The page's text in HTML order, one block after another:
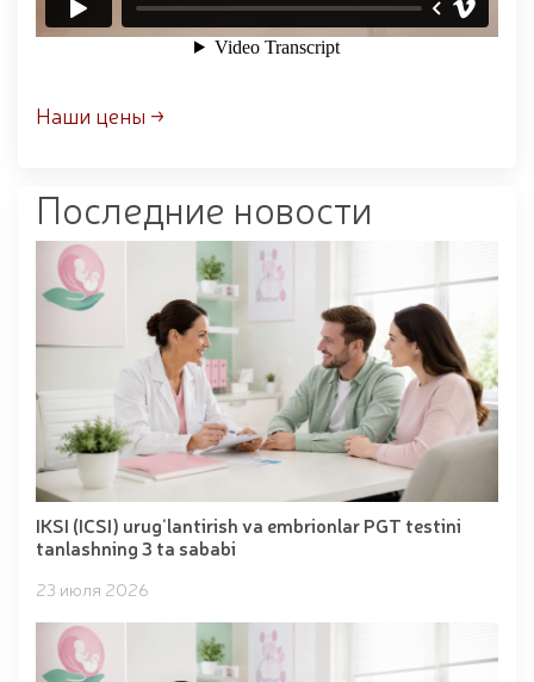
Наши цены →
Последние новости
IKSI (ICSI) urug‘lantirish va embrionlar PGT testini
tanlashning 3 ta sababi
23 июля 2026